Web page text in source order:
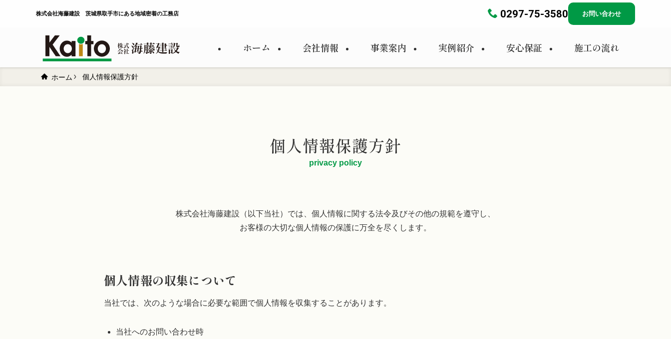
株式会社海藤建設 茨城県取手市にある地域密着の工務店 0297-75-3580 お問い合わせ
ホーム 会社情報 事業案内 実例紹介 安心保証 施工の流れ
ホーム 個人情報保護方針
個人情報保護方針
privacy policy
株式会社海藤建設（以下当社）では、 個人情報に関する法令及びその他の規範を遵守し、
お客様の大切な個人情報の保護に万全を尽くします。
個人情報の収集について
当社では、次のような場合に必要な範囲で個人情報を収集することがあります。
当社へのお問い合わせ時